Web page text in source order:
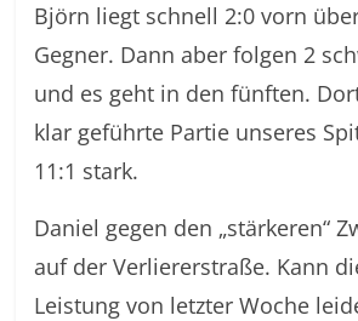
Björn liegt schnell 2:0 vorn
Gegner. Dann aber folgen 2
und es geht in den fünften.
klar geführte Partie unseres
11:1 stark.
Daniel gegen den „stärkeren“
auf der Verliererstraße. Kann
Leistung von letzter Woche